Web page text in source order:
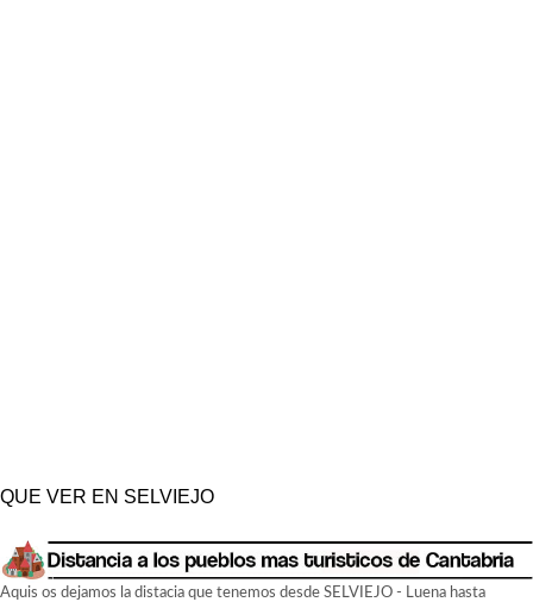
QUE VER EN SELVIEJO
Aquis os dejamos la distacia que tenemos desde SELVIEJO - Luena hasta